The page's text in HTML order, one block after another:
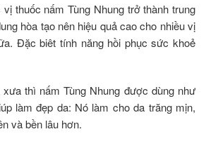
thuốc nấm Tùng Nhung trở thành trung
hòa tạo nên hiệu quả cao cho nhiều vị
Đặc biêt tính năng hồi phục sức khoẻ
thì nấm Tùng Nhung được dùng như
làm đẹp da: Nó làm cho da trăng mịn,
và bền lâu hơn.